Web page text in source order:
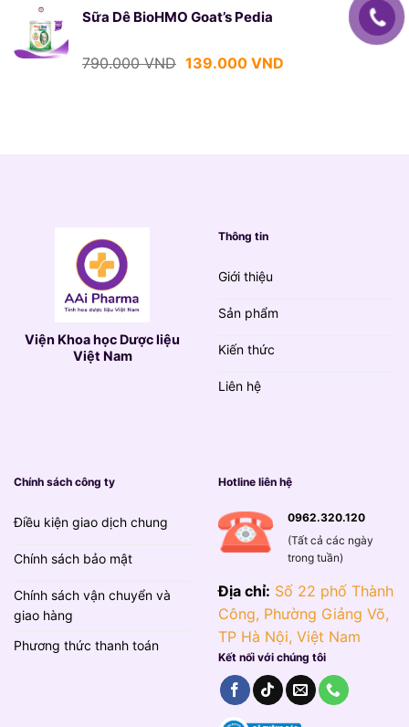
là:
Sữa Dê BioHMO Goat’s Pedia
790.000VND Giá
139.000 VNDGiá
Viện Khoa học Dược liệu
Việt Nam
Thông tin
Giới thiệu
Sản phẩm
Kiến thức
Liên hệ
Chính sách công ty
Điều kiện giao dịch chung
Chính sách bảo mật
Chính sách vận chuyển và
giao hàng
Phương thức thanh toán
Hotline liên hệ
0962.320.120
(Tất cả các ngày
trong tuần)
Địa chỉ: Số 22 phố Thành
Công, Phường Giảng Võ,
TP Hà Nội, Việt Nam
Kết nối với chúng tôi